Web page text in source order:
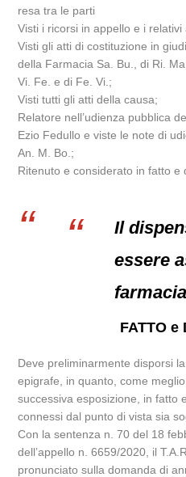
resa tra le parti
Visti i ricorsi in appello e i relativi
Visti gli atti di costituzione in
della Farmacia Sa. Bu., di Ri.
Vi. Fe. e di Fe. Vi.;
Visti tutti gli atti della causa;
Relatore nell’udienza pubblica
Ezio Fedullo e viste le note di
An. M. Bo.;
Ritenuto e considerato in fatto e
Il
essere
farmacia
FATTO e
Deve preliminarmente disporsi
epigrafe, in quanto, come
successiva esposizione, in fatto
connessi dal punto di vista sia
Con la sentenza n. 70 del 18
dell’appello n. 6659/2020, il
pronunciato sulla domanda di